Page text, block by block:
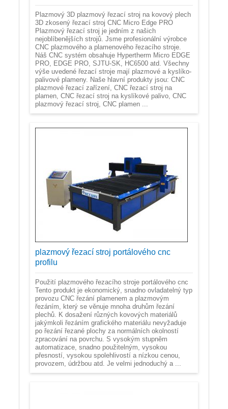
Plazmový 3D plazmový řezací stroj na kovový plech
3D zkosený řezací stroj CNC Micro Edge PRO
Plazmový řezací stroj je jedním z našich
nejoblíbenějších strojů. Jsme profesionální výrobce
CNC plazmového a plamenového řezacího stroje.
Náš CNC systém obsahuje Hypertherm Micro EDGE
PRO, EDGE PRO, SJTU-SK, HC6500 atd. Všechny
výše uvedené řezací stroje mají plazmové a kyslíko-
palivové plameny. Naše hlavní produkty jsou: CNC
plazmové řezací zařízení, CNC řezací stroj na
plamen, CNC řezací stroj na kyslíkové palivo, CNC
plazmový řezací stroj, CNC plamen ...
plazmový řezací stroj portálového cnc
profilu
Použití plazmového řezacího stroje portálového cnc
Tento produkt je ekonomický, snadno ovladatelný typ
provozu CNC řezání plamenem a plazmovým
řezáním, který se věnuje mnoha druhům řezání
plechů. K dosažení různých kovových materiálů
jakýmkoli řezáním grafického materiálu nevyžaduje
po řezání řezané plochy za normálních okolností
zpracování na povrchu. S vysokým stupněm
automatizace, snadno použitelným, vysokou
přesností, vysokou spolehlivostí a nízkou cenou,
provozem, údržbou atd. Je velmi jednoduchý a ...